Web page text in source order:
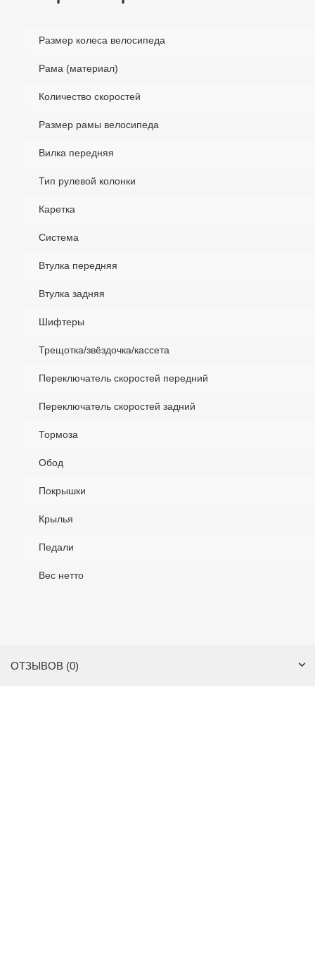
Размер колеса велосипеда
Рама (материал)
Количество скоростей
Размер рамы велосипеда
Вилка передняя
Тип рулевой колонки
Каретка
Система
Втулка передняя
Втулка задняя
Шифтеры
Трещотка/звёздочка/кассета
Переключатель скоростей передний
Переключатель скоростей задний
Тормоза
Обод
Покрышки
Крылья
Педали
Вес нетто
ОТЗЫВОВ (0)